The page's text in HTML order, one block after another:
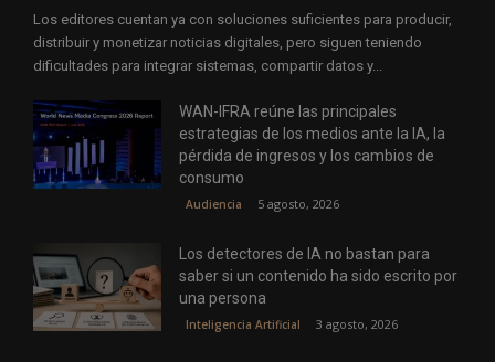
Los editores cuentan ya con soluciones suficientes para producir,
distribuir y monetizar noticias digitales, pero siguen teniendo
dificultades para integrar sistemas, compartir datos y...
WAN-IFRA reúne las principales
estrategias de los medios ante la IA, la
pérdida de ingresos y los cambios de
consumo
Audiencia 5 agosto, 2026
Los detectores de IA no bastan para
saber si un contenido ha sido escrito por
una persona
Inteligencia Artificial 3 agosto, 2026